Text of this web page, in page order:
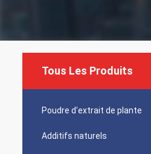
Tous Les Produits
Poudre d'extrait de plante
Additifs naturels